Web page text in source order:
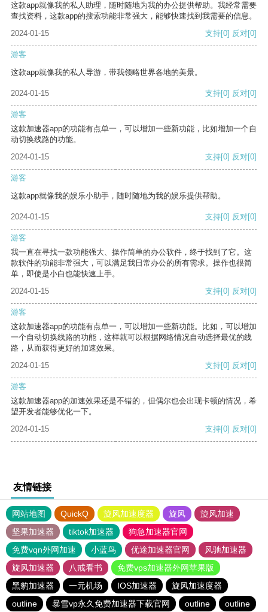
这款app就像我的私人助理，随时随地为我的办公提供帮助。我经常需要
查找资料，这款app的搜索功能非常强大，能够快速找到我需要的信息。
2024-01-15
支持[0] 反对[0]
游客
这款app就像我的私人导游，带我领略世界各地的美景。
2024-01-15 支持[0] 反对[0]
游客
这款加速器app的功能有点单一，可以增加一些新功能，比如增加一个自
动切换线路的功能。
2024-01-15
支持[0] 反对[0]
游客
这款app就像我的娱乐小助手，随时随地为我的娱乐提供帮助。
2024-01-15 支持[0] 反对[0]
游客
我一直在寻找一款功能强大、操作简单的办公软件，终于找到了它。这
款软件的功能非常强大，可以满足我日常办公的所有需求。操作也很简
单，即使是小白也能快速上手。
2024-01-15
支持[0] 反对[0]
游客
这款加速器app的功能有点单一，可以增加一些新功能。比如，可以增加
一个自动切换线路的功能，这样就可以根据网络情况自动选择最优的线
路，从而获得更好的加速效果。
2024-01-15
支持[0] 反对[0]
游客
这款加速器app的加速效果还是不错的，但偶尔也会出现卡顿的情况，希
望开发者能够优化一下。
2024-01-15
支持[0] 反对[0]
友情链接
网站地图 QuickQ 旋风加速度器 旋风
旋风加速
坚果加速器
tiktok加速器
狗急加速器官网
免费vqn外网加速
小蓝鸟 优途加速器官网
风驰加速器
旋风加速器
八戒看书
免费vps加速器外网苹果版
黑豹加速器
一元机场 IOS加速器
旋风加速度器
outline
暴雪vp永久免费加速器下载官网 outline outline